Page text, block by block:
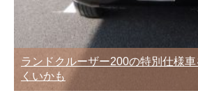
ランドクルーザー200の特別仕様
くいかも